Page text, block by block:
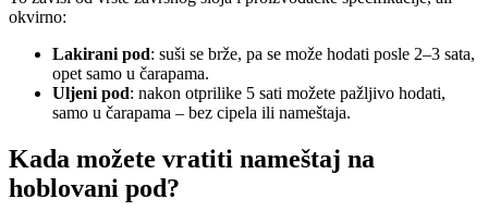
okvirno:
Lakirani pod: suši se brže, pa se može hodati posle 2–3 sata,
opet samo u čarapama.
Uljeni pod: nakon otprilike 5 sati možete pažljivo hodati,
samo u čarapama – bez cipela ili nameštaja.
Kada možete vratiti nameštaj na
hoblovani pod?